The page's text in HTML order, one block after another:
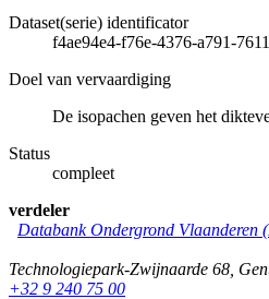
Dataset(serie) identificator
f4ae94e4-f76e-4376-a791-
Doel van vervaardiging
De isopachen geven het
Status
compleet
verdeler
Databank Ondergrond Vlaanderen
Technologiepark-Zwijnaarde 68
+32 9 240 75 00